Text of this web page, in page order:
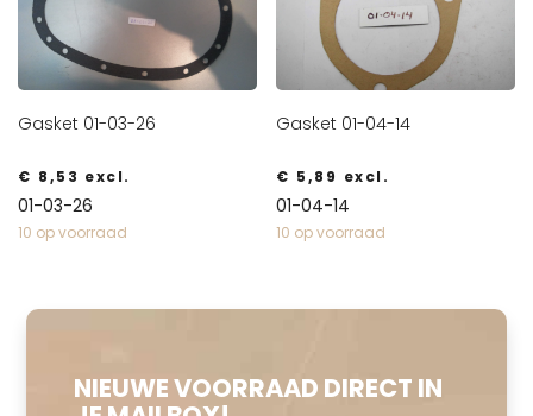
Gasket 01-03-26
€ 8,53 excl.
01-03-26
10 op voorraad
Gasket 01-04-14
€ 5,89 excl.
01-04-14
10 op voorraad
NIEUWE VOORRAAD DIRECT IN